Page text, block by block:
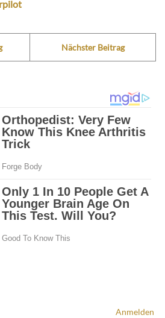
Nächster Beitrag
Anmelden